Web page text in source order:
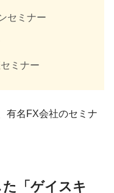
セミナー
ミナー
有名FX会社のセミナ
「ゲイスキ